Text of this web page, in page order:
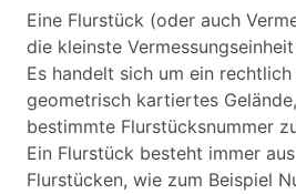
Eine Flurstück (oder auch
die kleinste
Es handelt sich um ein
geometrisch kartiertes
bestimmte Flurstücksnummer
Ein Flurstück besteht immer
Flurstücken, wie zum Beispiel